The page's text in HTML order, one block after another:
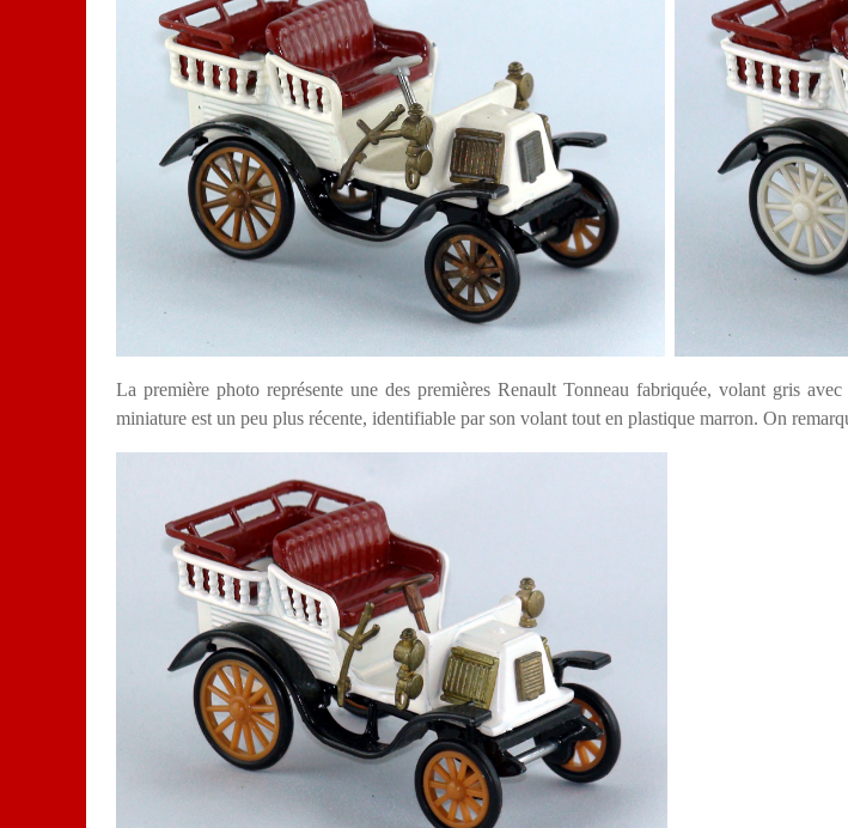
La première photo représente une des premières Renault Tonneau fabriquée, volant gris
miniature est un peu plus récente, identifiable par son volant tout en plastique marron. On